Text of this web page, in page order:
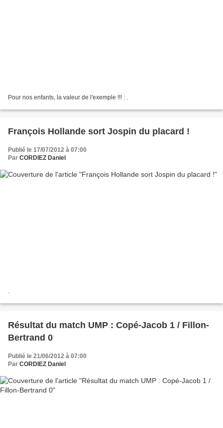
Pour nos enfants, la valeur de l'exemple !!! : .
François Hollande sort Jospin du placard !
Publié le 17/07/2012 à 07:00
Par CORDIEZ Daniel
.
Résultat du match UMP : Copé-Jacob 1 / Fillon-
Bertrand 0
Publié le 21/06/2012 à 07:00
Par CORDIEZ Daniel